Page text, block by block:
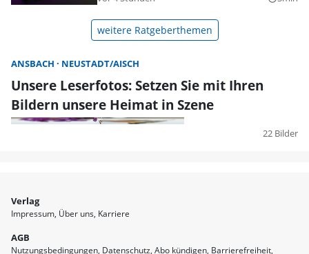
weitere Ratgeberthemen
ANSBACH NEUSTADT/AISCH
Unsere Leserfotos: Setzen Sie mit Ihren
Bildern unsere Heimat in Szene
22 Bilder
Verlag
Impressum Über uns Karriere
AGB
Nutzungsbedingungen Datenschutz Abo kündigen Barrierefreiheit